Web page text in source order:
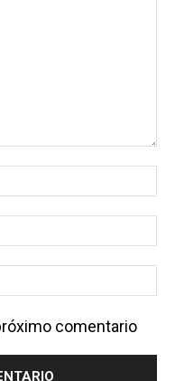
comentario